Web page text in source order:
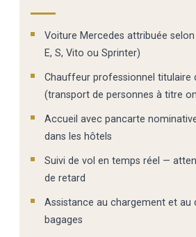
Voiture Mercedes attribuée
E, S, Vito ou Sprinter)
Chauffeur professionnel titulaire
(transport de personnes à titre
Accueil avec pancarte
dans les hôtels
Suivi de vol en temps réel —
de retard
Assistance au chargement et au
bagages